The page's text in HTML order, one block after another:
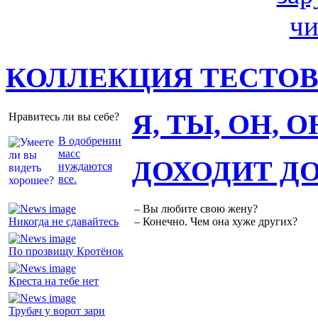
КОЛЛЕКЦИЯ ТЕСТОВ
Нравитесь ли вы себе?
В одобрении
масс
нуждаются
все.
Я, ТЫ, ОН,
Никогда не сдавайтесь
По прозвищу Кротёнок
Креста на тебе нет
Трубач у ворот зари
ДОХОДИТ
– Вы любите свою жену?
– Конечно. Чем она хуже других?